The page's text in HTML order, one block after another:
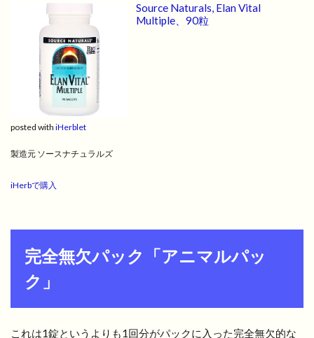
Source Naturals, Elan Vital
Multiple、90粒
posted with iHerblet
製造元 ソースナチュラルズ
iHerbで購入
完全無欠パック「アニマルパッ
ク」
これは1錠というよりも1回分がパックに入った完全無欠的な